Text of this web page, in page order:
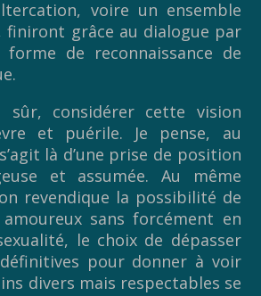
voire un ensemble
finiront grâce au dialogue par
de reconnaissance de
considérer cette vision
et puérile. Je pense, au
là d’une prise de position
et assumée. Au même
revendique la possibilité de
amoureux sans forcément en
le choix de dépasser
pour donner à voir
divers mais respectables se